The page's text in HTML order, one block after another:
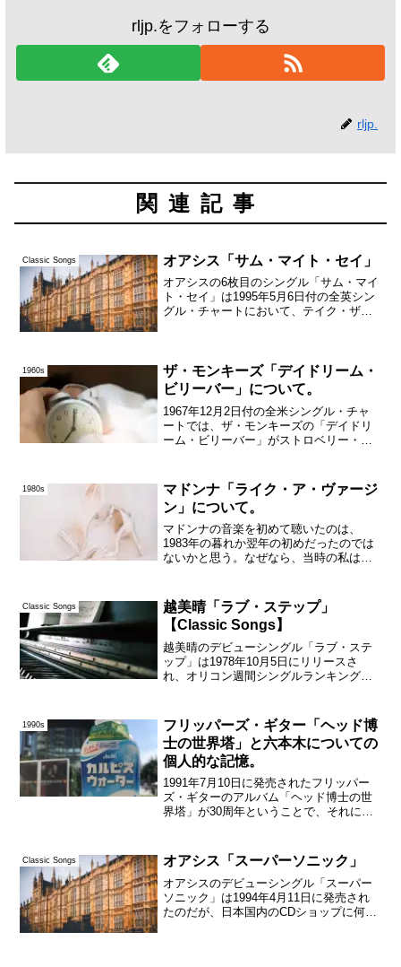
rljp.をフォローする
rljp.
関連記事
Classic Songs オアシス「サム・マイト・セイ」
オアシスの6枚目のシングル「サム・マイ
ト・セイ」は1995年5月6日付の全英シン
グル・チャートにおいて、テイク・ザッ
カーメイカー...
1960s
ザ・モンキーズ「デイドリーム・
ビリーバー」について。
1967年12月2日付の全米シングル・チャ
ートでは、ザ・モンキーズの「デイドリ
ーム・ビリーバー」がストロベリー・ア
ミンツ」に代わって1位になっていた。夏
のコンピレーショ...
1980s
マドンナ「ライク・ア・ヴァージ
ン」について。
マドンナの音楽を初めて聴いたのは、
1983年の暮れか翌年の初めだったのでは
ないかと思う。なぜなら、当時の私はア
ー」で最新の洋楽をチェックしていて、
マドンナが「ホリデイ...
Classic Songs
越美晴「ラブ・ステップ」
【Classic Songs】
越美晴のデビューシングル「ラブ・ステ
ップ」は1978年10月5日にリリースさ
れ、オリコン週間シングルランキングで
ジャーなヒット曲というわけではなかっ
たが、ラジオではわ...
1990s
フリッパーズ・ギター「ヘッド博
士の世界塔」と六本木についての
個人的な記憶。
1991年7月10日に発売されたフリッパー
ズ・ギターのアルバム「ヘッド博士の世
界塔」が30周年ということで、それにつ
ーレかと思いきや、しぶとくまだ続いて
いるのだった。と...
Classic Songs オアシス「スーパーソニック」
オアシスのデビューシングル「スーパー
ソニック」は1994年4月11日に発売され
たのだが、日本国内のCDショップに何日